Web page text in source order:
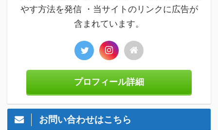
やす方法を発信 ・当サイトのリンクに広告が
含まれています。
プロフィール詳細
お問い合わせはこちら